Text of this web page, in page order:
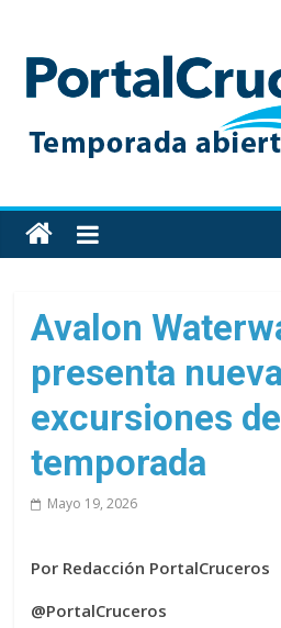
content
Toda
la
cruceros
en
un
solo
sitio
Avalon
presenta
excursiones de
temporada
Mayo 19, 2026
Por Redacción PortalCruceros
@PortalCruceros